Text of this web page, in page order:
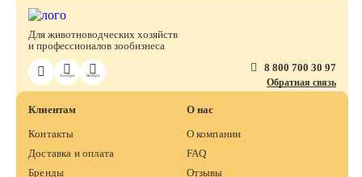
ЗооПро ВетПро
Для животноводческих хозяйств
и профессионалов зообизнеса
8 800 700 30 97
Обратная связь
Клиентам
Контакты
Доставка и оплата
Бренды
О нас
О компании
FAQ
Отзывы